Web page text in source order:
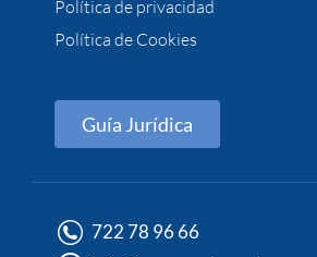
Política de privacidad
Política de Cookies
Guía Jurídica
722 78 96 66